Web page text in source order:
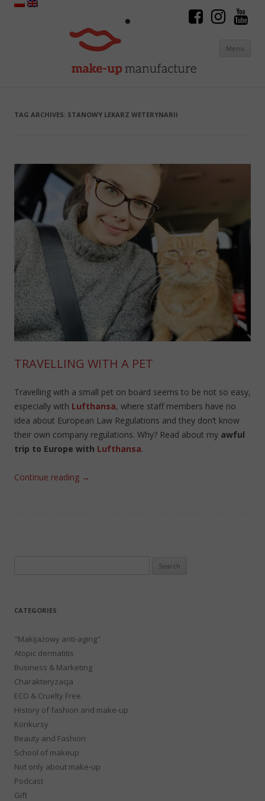
Menu
TAG ARCHIVES: STANOWY LEKARZ WETERYNARII
TRAVELLING WITH A PET
Travelling with a small pet on board seems to be not so easy,
especially with Lufthansa, where staff members have no
idea about European Law Regulations and they don’t know
their own company regulations. Why? Read about my awful
trip to Europe with Lufthansa.
Continue reading →
CATEGORIES
"Makijażowy anti-aging"
Atopic dermatitis
Business & Marketing
Charakteryzacja
ECO & Cruelty Free
History of fashion and make-up
Konkursy
Beauty and Fashion
School of makeup
Not only about make-up
Podcast
Gift